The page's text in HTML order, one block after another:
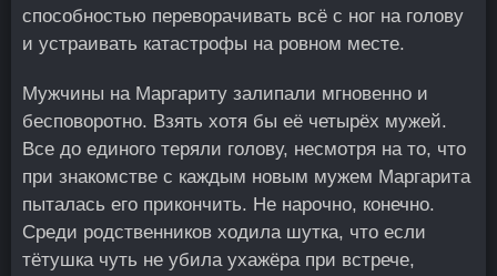
способностью переворачивать всё с ног на голову
и устраивать катастрофы на ровном месте.
Мужчины на Маргариту залипали мгновенно и
бесповоротно. Взять хотя бы её четырёх мужей.
Все до единого теряли голову, несмотря на то, что
при знакомстве с каждым новым мужем Маргарита
пыталась его прикончить. Не нарочно, конечно.
Среди родственников ходила шутка, что если
тётушка чуть не убила ухажёра при встрече,